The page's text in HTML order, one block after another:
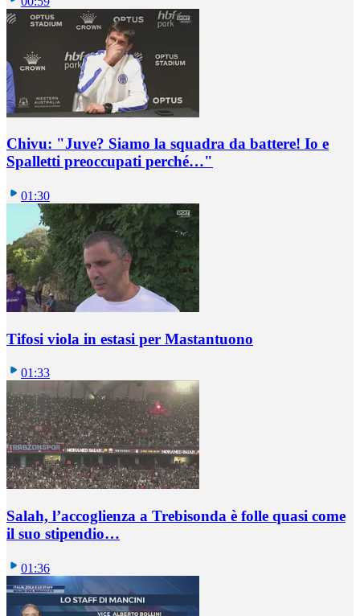
Chivu: "Juve? Siamo la squadra da battere! Io e
Spalletti preoccupati perché…"
01:30
Tifosi viola in estasi per Mastantuono
01:33
Salah, l’accoglienza a Trebisonda è folle quasi come
il suo stipendio…
01:36